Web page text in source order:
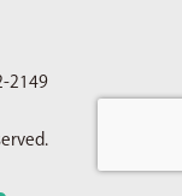
2149